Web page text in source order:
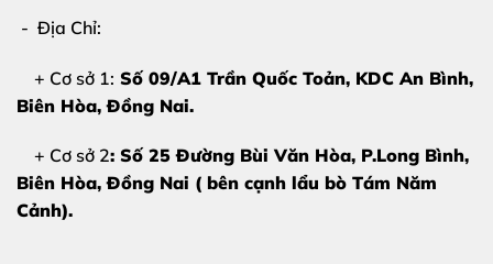
Ultra Tại Thùy Trang Mobile?
Giữa rất nhiều trung tâm sửa chữa,
Watch Ultra tại Thùy Trang Mobile luôn là lựa chọn
hàng đầu nhờ:
Pin chuẩn chất lượng
- Địa Chỉ:
+ Cơ sở 1: Số 09/A1 Trần Quốc Toản, KDC An Bình,
Biên Hòa, Đồng Nai.
+ Cơ sở 2: Số 25 Đường Bùi Văn Hòa, P.Long Bình,
Biên Hòa, Đồng Nai ( bên cạnh lẩu bò Tám Năm
Cảnh).